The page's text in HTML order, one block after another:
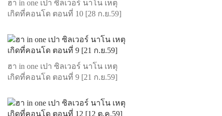
ฮา in one เปา ซิลเวอร์ นาโน เหตุ
เกิดที่คอนโด ตอนที่ 10 [28 ก.ย.59]
ฮา in one เปา ซิลเวอร์ นาโน เหตุ
เกิดที่คอนโด ตอนที่ 9 [21 ก.ย.59]